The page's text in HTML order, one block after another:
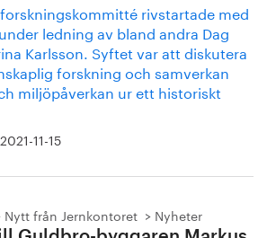
rivstartade med
ledning av bland andra Dag
Karlsson. Syftet var att diskutera
forskning och samverkan
miljöpåverkan ur ett historiskt
2021-11-15
Nytt från Jernkontoret Nyheter